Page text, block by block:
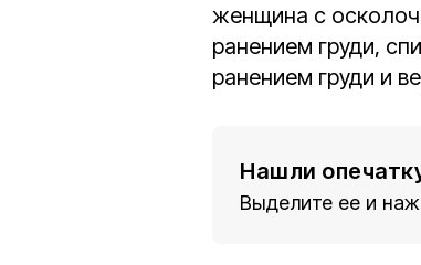
женщина с
ранением груди,
ранением груди и
Нашли
Выделите ее и